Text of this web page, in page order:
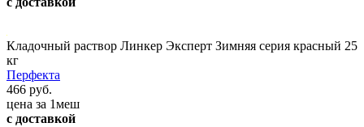
Кладочный раствор Линкер Эксперт Зимняя серия красный 25
кг
Перфекта
466 руб.
цена за 1меш
с доставкой